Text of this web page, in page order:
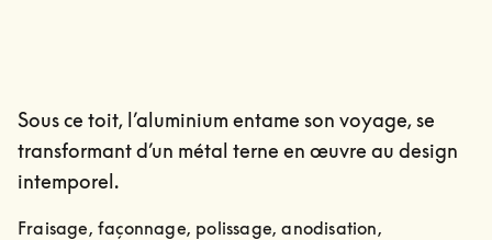
Sous ce toit, l’aluminium entame son voyage, se
transformant d’un métal terne en œuvre au design
intemporel.
Fraisage, façonnage, polissage, anodisation,